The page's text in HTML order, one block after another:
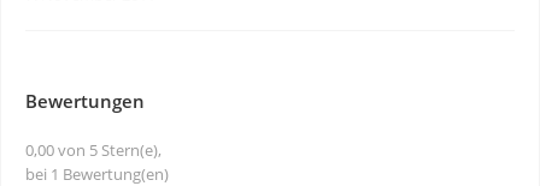
Bewertungen
0,00 von 5 Stern(e),
bei 1 Bewertung(en)